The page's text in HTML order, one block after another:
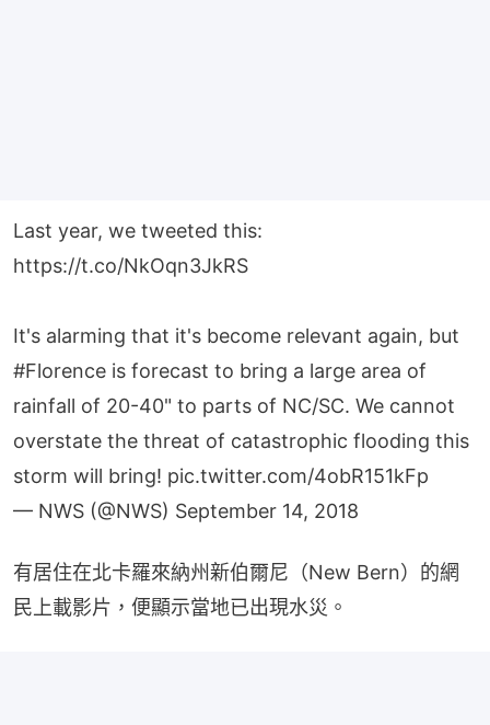
Last year, we tweeted this:
https://t.co/NkOqn3JkRS
It's alarming that it's become relevant again, but
#Florence is forecast to bring a large area of
rainfall of 20-40" to parts of NC/SC. We cannot
overstate the threat of catastrophic flooding this
storm will bring! pic.twitter.com/4obR151kFp
— NWS (@NWS) September 14, 2018
有居住在北卡羅來納州新伯爾尼（New Bern）的網
民上載影片，便顯示當地已出現水災。